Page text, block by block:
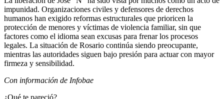
impunidad. Organizaciones civiles y defensores de derechos
humanos han exigido reformas estructurales que prioricen la
protección de menores y víctimas de violencia familiar, sin que
factores como el idioma sean excusas para frenar los procesos
legales. La situación de Rosario continúa siendo preocupante,
mientras las autoridades siguen bajo presión para actuar con mayor
firmeza y sensibilidad.
Con información de Infobae
¿Qué te pareció?